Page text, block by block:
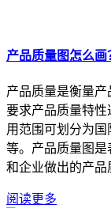
产品质量图怎么
产品质量是衡量产
要求产品质量特
用范围可划分为
等。产品质量图
和企业做出的产品
阅读更多